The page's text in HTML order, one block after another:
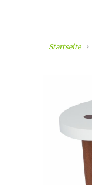
Startseite